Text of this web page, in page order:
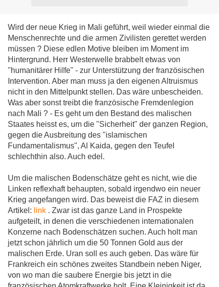
Wird der neue Krieg in Mali geführt, weil wieder einmal die
Menschenrechte und die armen Zivilisten gerettet werden
müssen ? Diese edlen Motive bleiben im Moment im
Hintergrund. Herr Westerwelle brabbelt etwas von
"humanitärer Hilfe" - zur Unterstützung der französischen
Intervention. Aber man muss ja den eigenen Altruismus
nicht in den Mittelpunkt stellen. Das wäre unbescheiden.
Was aber sonst treibt die französische Fremdenlegion
nach Mali ? - Es geht um den Bestand des malischen
Staates heisst es, um die "Sicherheit" der ganzen Region,
gegen die Ausbreitung des "islamischen
Fundamentalismus", Al Kaida, gegen den Teufel
schlechthin also. Auch edel.
Um die malischen Bodenschätze geht es nicht, wie die
Linken reflexhaft behaupten, sobald irgendwo ein neuer
Krieg angefangen wird. Das beweist die FAZ in diesem
Artikel: link . Zwar ist das ganze Land in Prospekte
aufgeteilt, in denen die verschiedenen internationalen
Konzerne nach Bodenschätzen suchen. Auch holt man
jetzt schon jährlich um die 50 Tonnen Gold aus der
malischen Erde. Uran soll es auch geben. Das wäre für
Frankreich ein schönes zweites Standbein neben Niger,
von wo man die saubere Energie bis jetzt in die